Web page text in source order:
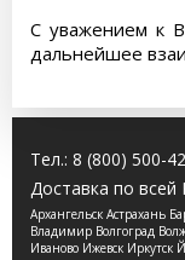
С уважением к
дальнейшее
Тел.: 8 (800) 500-
Доставка по всей
Архангельск Астрахань
Владимир Волгоград
Иваново Ижевск Иркутск